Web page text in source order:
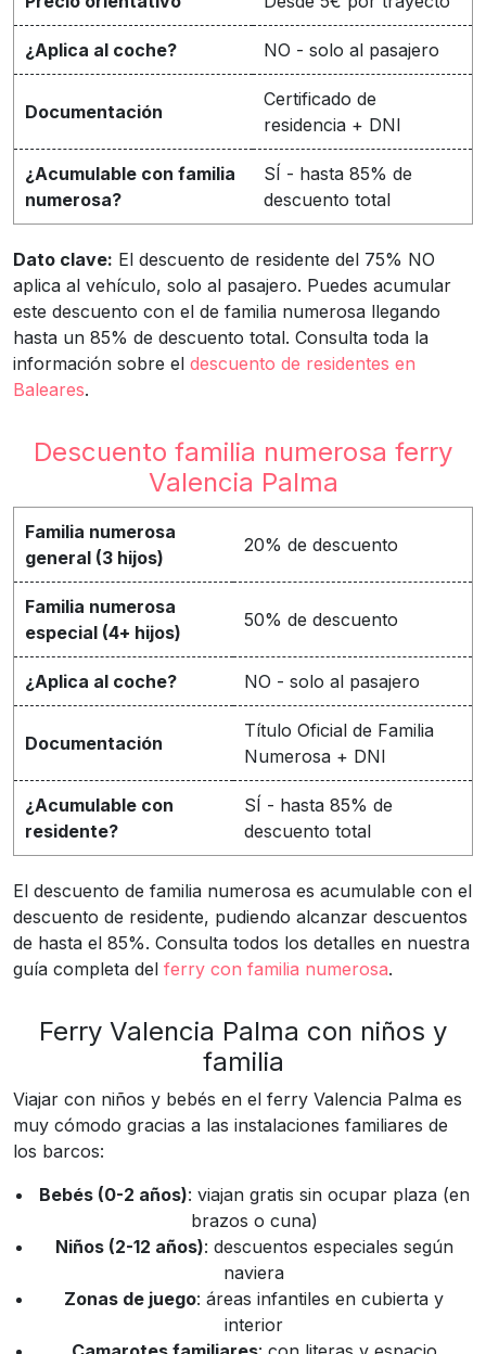
¿Aplica al coche? NO - solo al pasajero
Documentación
Certificado de
residencia + DNI
¿Acumulable con familia
numerosa?
SÍ - hasta 85% de
descuento total
Dato clave: El descuento de residente del 75% NO
aplica al vehículo, solo al pasajero. Puedes acumular
este descuento con el de familia numerosa llegando
hasta un 85% de descuento total. Consulta toda la
información sobre el descuento de residentes en
Baleares.
Descuento familia numerosa ferry
Valencia Palma
Familia numerosa
general (3 hijos)
20% de descuento
Familia numerosa
especial (4+ hijos)
50% de descuento
¿Aplica al coche? NO - solo al pasajero
Documentación
Título Oficial de Familia
Numerosa + DNI
¿Acumulable con
residente?
SÍ - hasta 85% de
descuento total
El descuento de familia numerosa es acumulable con el
descuento de residente, pudiendo alcanzar descuentos
de hasta el 85%. Consulta todos los detalles en nuestra
guía completa del ferry con familia numerosa.
Ferry Valencia Palma con niños y
familia
Viajar con niños y bebés en el ferry Valencia Palma es
muy cómodo gracias a las instalaciones familiares de
los barcos:
Bebés (0-2 años): viajan gratis sin ocupar plaza (en
brazos o cuna)
Niños (2-12 años): descuentos especiales según
naviera
Zonas de juego: áreas infantiles en cubierta y
interior